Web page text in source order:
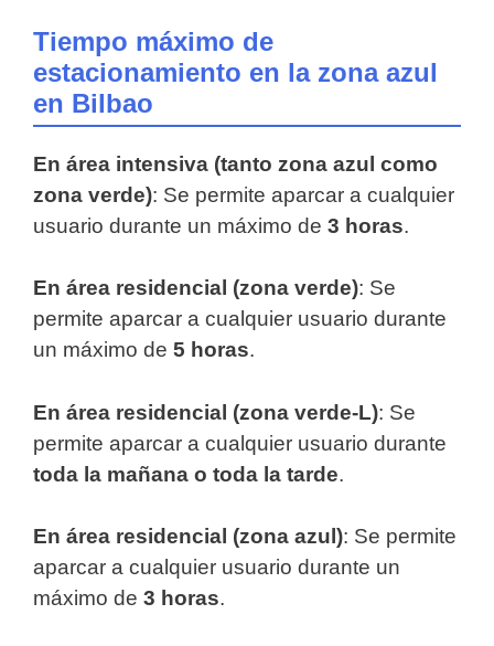
Tiempo máximo de
estacionamiento en la zona azul
en Bilbao
En área intensiva (tanto zona azul como
zona verde): Se permite aparcar a cualquier
usuario durante un máximo de 3 horas.
En área residencial (zona verde): Se
permite aparcar a cualquier usuario durante
un máximo de 5 horas.
En área residencial (zona verde-L): Se
permite aparcar a cualquier usuario durante
toda la mañana o toda la tarde.
En área residencial (zona azul): Se permite
aparcar a cualquier usuario durante un
máximo de 3 horas.